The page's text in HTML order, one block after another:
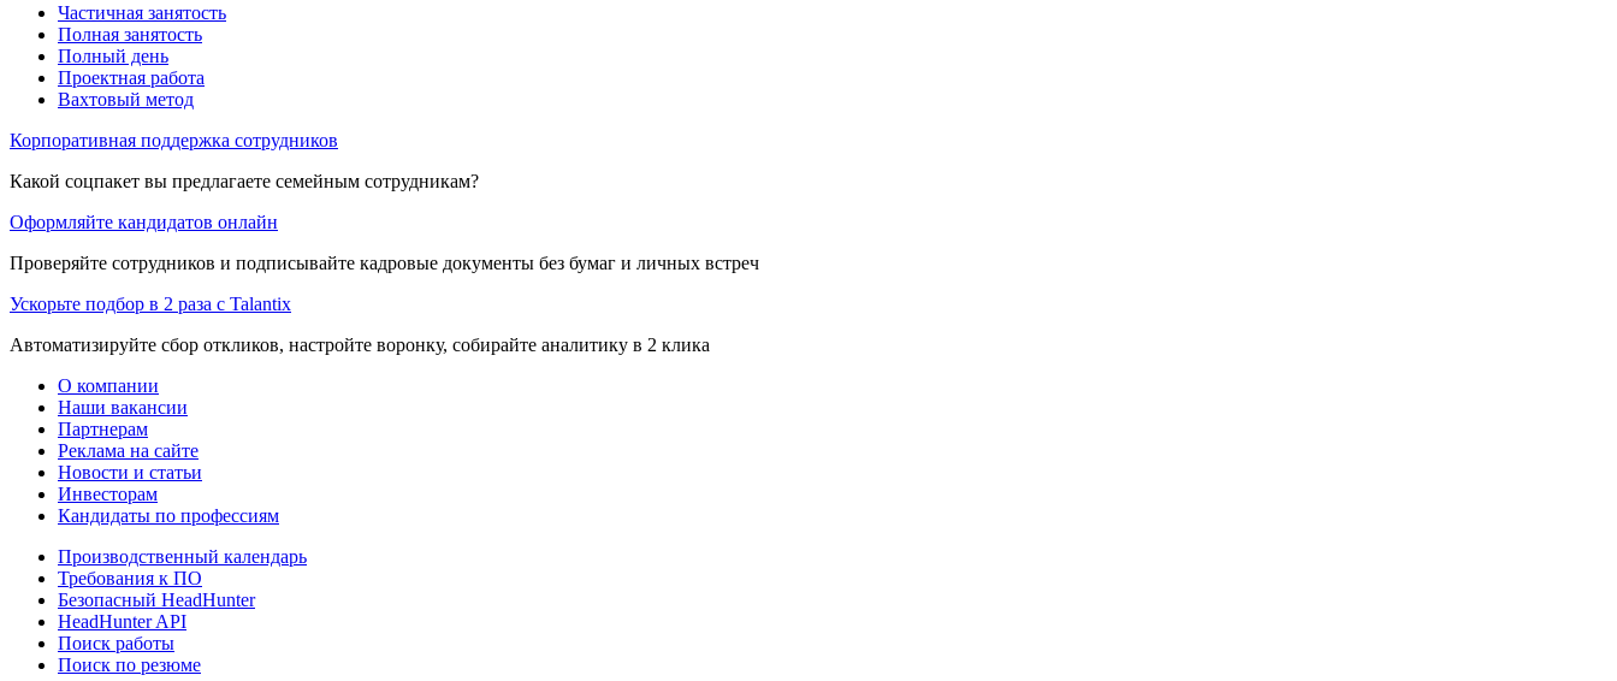
Частичная занятость
Полная занятость
Полный день
Проектная работа
Вахтовый метод
Корпоративная поддержка сотрудников
Какой соцпакет вы предлагаете семейным сотрудникам?
Оформляйте кандидатов онлайн
Проверяйте сотрудников и подписывайте кадровые документы без бумаг и личных встреч
Ускорьте подбор в 2 раза с Talantix
Автоматизируйте сбор откликов, настройте воронку, собирайте аналитику в 2 клика
О компании
Наши вакансии
Партнерам
Реклама на сайте
Новости и статьи
Инвесторам
Кандидаты по профессиям
Производственный календарь
Требования к ПО
Безопасный HeadHunter
HeadHunter API
Поиск работы
Поиск по резюме